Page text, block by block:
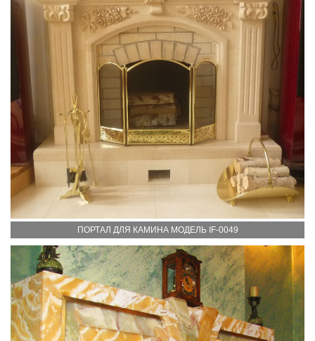
ПОРТАЛ ДЛЯ КАМИНА МОДЕЛЬ IF-0049